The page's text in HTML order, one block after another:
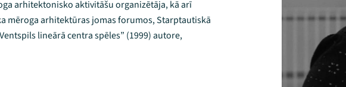
arhitektonisko aktivitāšu organizētāja, kā arī
mēroga arhitektūras jomas forumos, Starptautiskā
lineārā centra spēles” (1999) autore,